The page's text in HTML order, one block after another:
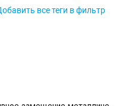
все теги в фильтр